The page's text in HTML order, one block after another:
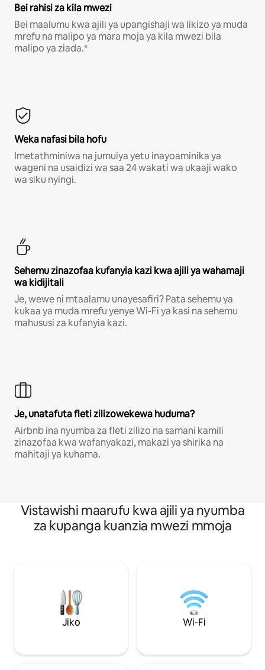
Bei rahisi za kila mwezi
Bei maalumu kwa ajili ya upangishaji wa likizo ya muda
mrefu na malipo ya mara moja ya kila mwezi bila
malipo ya ziada.*
Weka nafasi bila hofu
Imetathminiwa na jumuiya yetu inayoaminika ya
wageni na usaidizi wa saa 24 wakati wa ukaaji wako
wa siku nyingi.
Sehemu zinazofaa kufanyia kazi kwa ajili ya wahamaji
wa kidijitali
Je, wewe ni mtaalamu unayesafiri? Pata sehemu ya
kukaa ya muda mrefu yenye Wi-Fi ya kasi na sehemu
mahususi za kufanyia kazi.
Je, unatafuta fleti zilizowekewa huduma?
Airbnb ina nyumba za fleti zilizo na samani kamili
zinazofaa kwa wafanyakazi, makazi ya shirika na
mahitaji ya kuhama.
Vistawishi maarufu kwa ajili ya nyumba
za kupanga kuanzia mwezi mmoja
Jiko Wi-Fi